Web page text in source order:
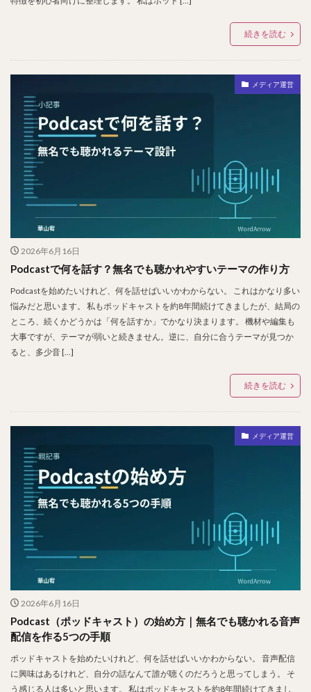
続きを読む
メディア運営
2026年6月16日
Podcastで何を話す？無名でも聴かれやすいテーマの作り方
Podcastを始めたいけれど、何を話せばいいかわからない。 これはかなり多い
悩みだと思います。 私もポッドキャストを約8年間続けてきましたが、結局の
ところ、続くかどうかは「何を話すか」でかなり決まります。 機材や編集も
大事ですが、テーマが弱いと続きません。逆に、自分に合うテーマが見つか
ると、多少音 […]
続きを読む
メディア運営
2026年6月16日
Podcast（ポッドキャスト）の始め方｜無名でも聴かれる音声
配信を作る5つの手順
ポッドキャストを始めたいけれど、何を話せばいいかわからない。 音声配信
に興味はあるけれど、自分の話なんて誰が聴くのだろうと思ってしまう。 そ
う感じる人は多いと思います。 私はポッドキャストを約8年間続けてきまし